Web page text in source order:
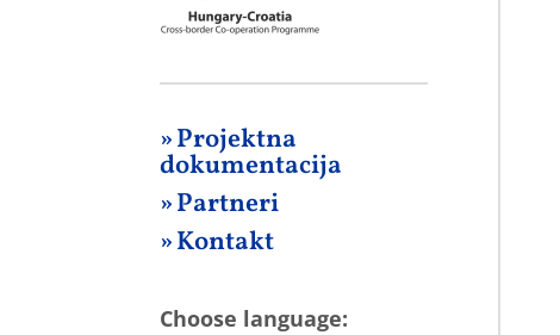
» Projektna
dokumentacija
» Partneri
» Kontakt
Choose language: